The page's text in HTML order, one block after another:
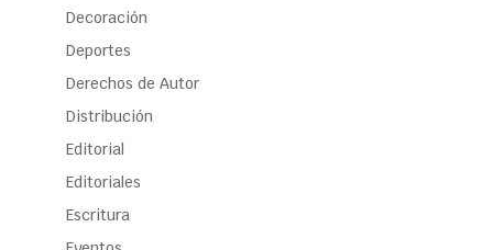
Decoración
Deportes
Derechos de Autor
Distribución
Editorial
Editoriales
Escritura